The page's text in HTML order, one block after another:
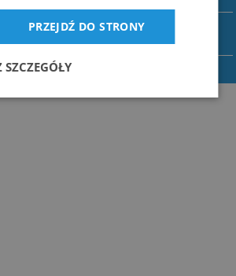
Informacje
bychemi.pl2021. All right reserved.
PRZEJDŹ DO STRONY
SZCZEGÓŁY